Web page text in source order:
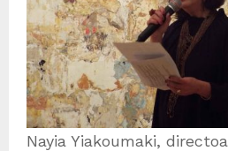
Nayia Yiakoumaki,